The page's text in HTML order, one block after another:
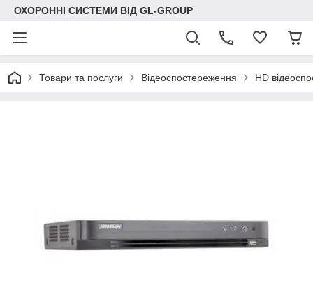
ОХОРОННІ СИСТЕМИ ВІД GL-GROUP
Товари та послуги Відеоспостереження HD